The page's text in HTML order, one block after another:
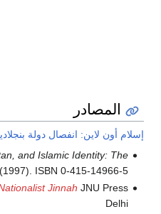
المصادر
إسلام أون لاين: انفصال دولة
and Islamic Identity: The
(1997). ISBN 0-415-14966-5
Jinnah JNU Press
Delhi